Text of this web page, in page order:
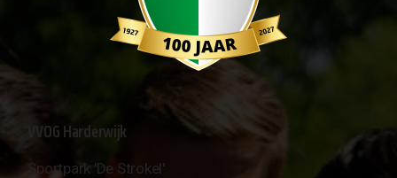
VVOG Harderwijk
Sportpark 'De Strokel'